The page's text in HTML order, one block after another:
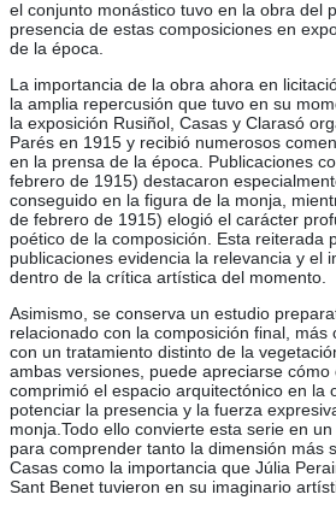
el conjunto monástico tuvo en la obra del
presencia de estas composiciones en
de la época.
La importancia de la obra ahora en
la amplia repercusión que tuvo en su
la exposición Rusiñol, Casas y Clarasó
Parés en 1915 y recibió numerosos
en la prensa de la época. Publicaciones
febrero de 1915) destacaron
conseguido en la figura de la monja,
de febrero de 1915) elogió el carácter
poético de la composición. Esta reiterada
publicaciones evidencia la relevancia y el
dentro de la crítica artística del momento.
Asimismo, se conserva un estudio
relacionado con la composición final, más
con un tratamiento distinto de la
ambas versiones, puede apreciarse cómo
comprimió el espacio arquitectónico en la
potenciar la presencia y la fuerza
monja.Todo ello convierte esta serie en
para comprender tanto la dimensión más
Casas como la importancia que Júlia
Sant Benet tuvieron en su imaginario